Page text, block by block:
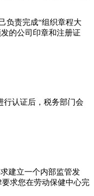
负责完成“组织章程大
的公司印章和注册证
行认证后，税务部门会
建立一个内部监管发
求您在劳动保健中心完